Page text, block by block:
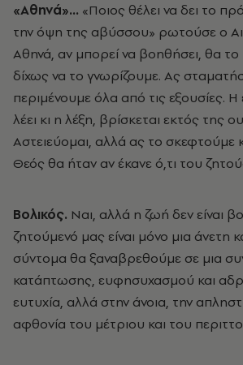
«Αθηνά»... «Ποιος θέλει να δει το
την όψη της αβύσσου» ρωτούσε ο
Αθηνά, αν μπορεί να βοηθήσει, θα το
δίχως να το γνωρίζουμε. Ας
περιμένουμε όλα από τις εξουσίες.
λέει κι η λέξη, βρίσκεται εκτός της
Αστειεύομαι, αλλά ας το σκεφτούμε
Θεός θα ήταν αν έκανε ό,τι του
Βολικός. Ναι, αλλά η ζωή δεν είναι
ζητούμενό μας είναι μόνο μια άνετη
σύντομα θα ξαναβρεθούμε σε μια
κατάπτωσης, ευφησυχασμού και
ευτυχία, αλλά στην άνοια, την
αφθονία του μέτριου και του